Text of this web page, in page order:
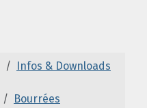
Infos & Downloads
Bourrées